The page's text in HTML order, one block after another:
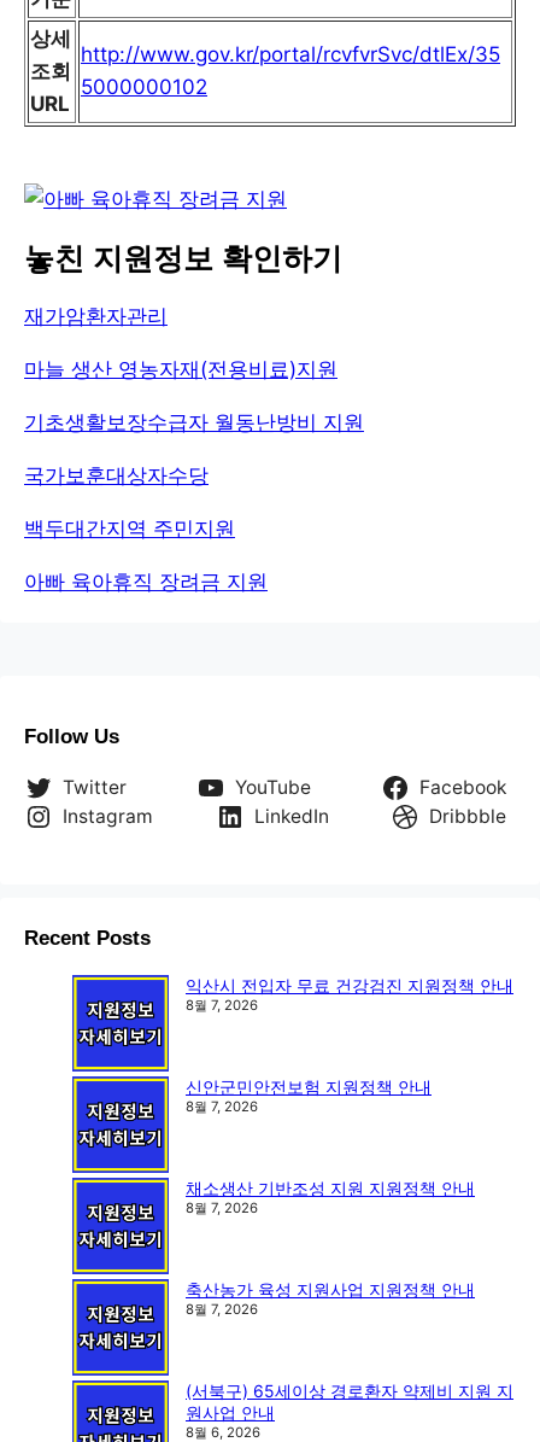
상세
조회
URL
http://www.gov.kr/portal/rcvfvrSvc/dtlEx/35
5000000102
놓친 지원정보 확인하기
재가암환자관리
마늘 생산 영농자재(전용비료)지원
기초생활보장수급자 월동난방비 지원
국가보훈대상자수당
백두대간지역 주민지원
아빠 육아휴직 장려금 지원
Follow Us
Twitter YouTube
Facebook
Instagram
LinkedIn Dribbble
Recent Posts
익산시 전입자 무료 건강검진 지원정책 안내
8월 7, 2026
신안군민안전보험 지원정책 안내
8월 7, 2026
채소생산 기반조성 지원 지원정책 안내
8월 7, 2026
축산농가 육성 지원사업 지원정책 안내
8월 7, 2026
(서북구) 65세이상 경로환자 약제비 지원 지
원사업 안내
8월 6, 2026